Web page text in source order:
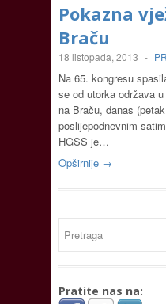
Pokazna
Braču
18 listopada, 2013 -
Na 65. kongresu
se od utorka održava
na Braču, danas
poslijepodnevnim
HGSS je…
Opširnije →
Pratite nas na: